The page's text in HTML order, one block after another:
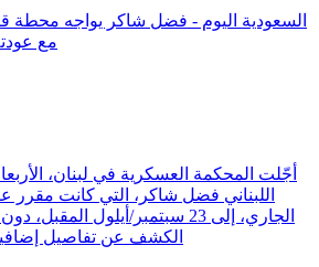
أجّلت المحكمة العسكرية في لبنان،
الجاري، إلى 23 سبتمبر/أيلول
الكشف عن تفاصيل